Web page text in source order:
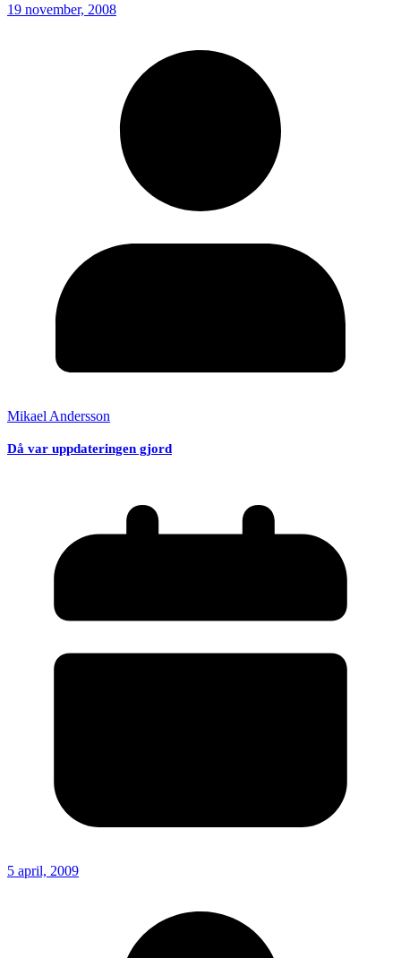
19 november, 2008
Mikael Andersson
Då var uppdateringen gjord
5 april, 2009